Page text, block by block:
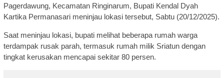
Pagerdawung, Kecamatan Ringinarum, Bupati Kendal Dyah
Kartika Permanasari meninjau lokasi tersebut, Sabtu (20/12/2025).
Saat meninjau lokasi, bupati melihat beberapa rumah warga
terdampak rusak parah, termasuk rumah milik Sriatun dengan
tingkat kerusakan mencapai sekitar 80 persen.